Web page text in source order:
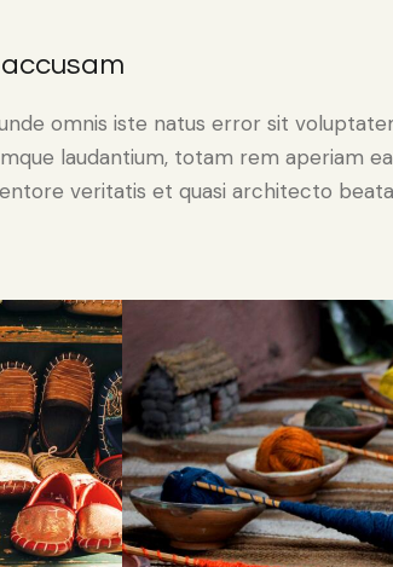
omnis iste natus error sit
laudantium, totam rem aperiam
veritatis et quasi architecto